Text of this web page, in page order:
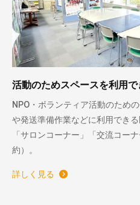
活動のためスペースを利用で
NPO・ボランティア活動のため
や発送準備作業などに利用でき
「サロンコーナー」「交流コー
約）。
詳しく見る